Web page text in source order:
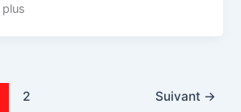
2 Suivant →